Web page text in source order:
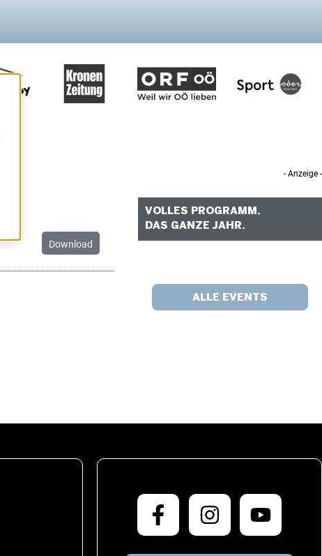
Download
- Anzeige -
VOLLES PROGRAMM.
DAS GANZE JAHR.
ALLE EVENTS